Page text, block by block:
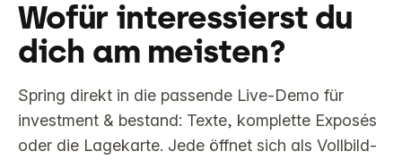
Wofür interessierst du
dich am meisten?
Spring direkt in die passende Live-Demo für
investment & bestand: Texte, komplette Exposés
oder die Lagekarte. Jede öffnet sich als Vollbild-